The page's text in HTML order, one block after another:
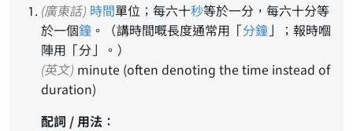
(廣東話) 時間單位；每六十秒等於一分，每六十分等
於一個鐘 。（講時間嘅長度通常用「分鐘 」；報時嗰
陣用「分」。）
(英文)
duration)
配詞 / 用法：